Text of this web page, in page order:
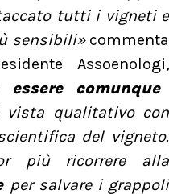
tutti i vigneti e
sensibili»commenta
Assoenologi,
comunque
qualitativo con
del vigneto.
più ricorrere alla
per salvare i grappoli